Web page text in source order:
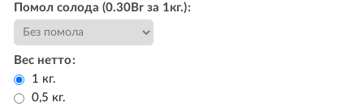
Помол солода (0.30Br за 1кг.)
Вес нетто
1 кг.
0,5 кг.
Пивоварение
Ингредиенты
Самогоноварение